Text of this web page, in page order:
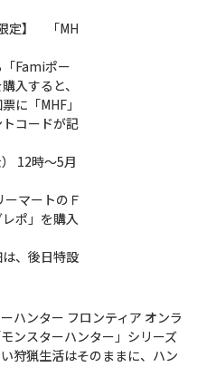
定】 「MH
Famiポー
入すると、
に「MHF」
コードが記
12時〜5月
ーマートのＦ
ポ」を購入
、後日特設
ハンター フロンティア オンラ
ンスターハンター」シリーズ
狩猟生活はそのままに、ハン